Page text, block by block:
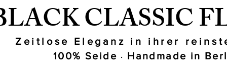
CLASSIC
Zeitlose Eleganz in ihrer
100% Seide · Handmade in